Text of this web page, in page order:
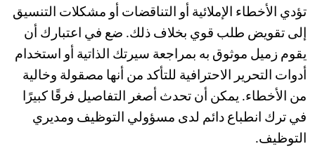
تؤدي الأخطاء الإملائية أو التناقضات أو مشكلات التنسيق
إلى تقويض طلب قوي بخلاف ذلك. ضع في اعتبارك أن
يقوم زميل موثوق به بمراجعة سيرتك الذاتية أو استخدام
أدوات التحرير الاحترافية للتأكد من أنها مصقولة وخالية
من الأخطاء. يمكن أن تحدث أصغر التفاصيل فرقًا كبيرًا
في ترك انطباع دائم لدى مسؤولي التوظيف ومديري
التوظيف.